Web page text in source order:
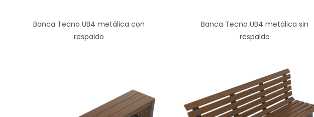
Banca Tecno UB4 metálica con
respaldo
Banca Tecno UB4 metálica sin
respaldo